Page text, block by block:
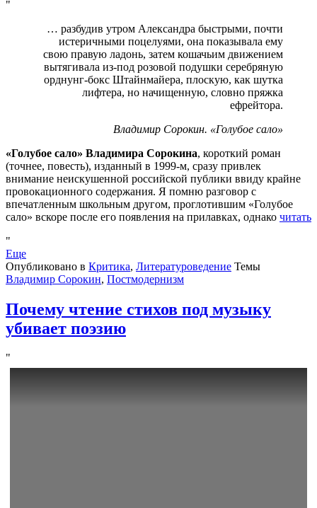
… разбудив утром Александра быстрыми, почти
истеричными поцелуями, она показывала ему
свою правую ладонь, затем кошачьим движением
вытягивала из-под розовой подушки серебряную
орднунг-бокс Штайнмайера, плоскую, как шутка
лифтера, но начищенную, словно пряжка
ефрейтора.
Владимир Сорокин. «Голубое сало»
«Голубое сало» Владимира Сорокина, короткий роман
(точнее, повесть), изданный в 1999-м, сразу привлек
внимание неискушенной российской публики ввиду крайне
провокационного содержания. Я помню разговор с
впечатленным школьным другом, проглотившим «Голубое
сало» вскоре после его появления на прилавках, однако читать
Еще
Опубликовано в Критика, Литературоведение Темы
Владимир Сорокин, Постмодернизм
Почему чтение стихов под музыку
убивает поэзию